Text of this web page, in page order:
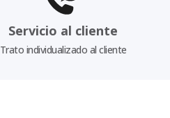
Servicio al cliente
Trato individualizado al cliente